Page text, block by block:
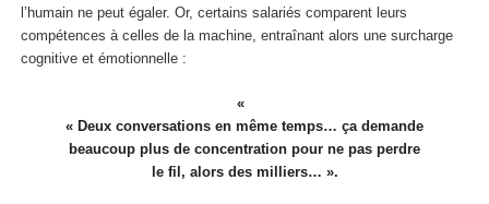
l’humain ne peut égaler. Or, certains salariés comparent leurs
compétences à celles de la machine, entraînant alors une surcharge
cognitive et émotionnelle :
« Deux conversations en même temps… ça demande
beaucoup plus de concentration pour ne pas perdre
le fil, alors des milliers… ».